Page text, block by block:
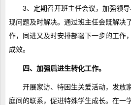
3、定期召开班主任会议，加强领
现问题及时解决。通过班主任会既解决
作，同进又及时安排部署下一步的工作
成效。
四、加强后进生转化工作。
开展家访、特困生关爱活动，发放
庭间的联系，促进特殊学生成长。在一